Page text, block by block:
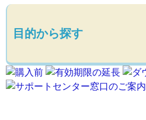
目的から探す